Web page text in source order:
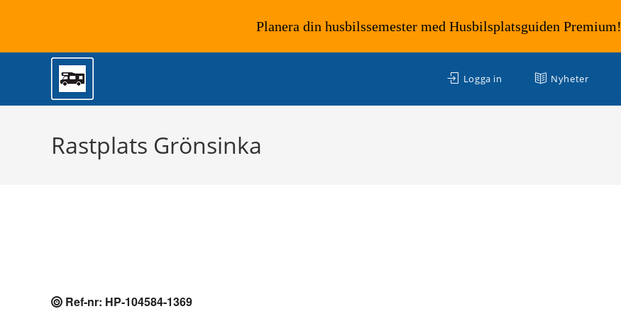
Logga in Nyheter
Rastplats Grönsinka
Ref-nr: HP-104584-1369
Planera din husbilssemester med Husbilsplatsguiden Premium!